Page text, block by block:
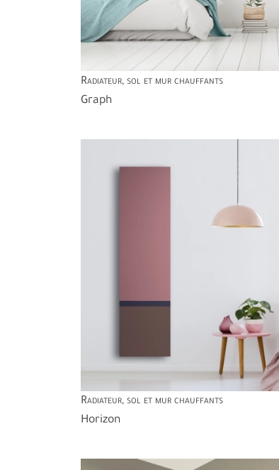
Radiateur, sol et mur chauffants
Graph
Radiateur, sol et mur chauffants
Horizon